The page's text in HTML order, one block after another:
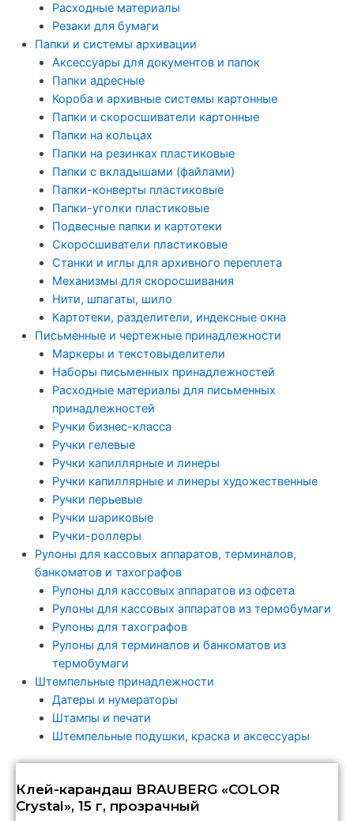
Расходные материалы
Резаки для бумаги
Папки и системы архивации
Аксессуары для документов и папок
Папки адресные
Короба и архивные системы картонные
Папки и скоросшиватели картонные
Папки на кольцах
Папки на резинках пластиковые
Папки с вкладышами (файлами)
Папки-конверты пластиковые
Папки-уголки пластиковые
Подвесные папки и картотеки
Скоросшиватели пластиковые
Станки и иглы для архивного переплета
Механизмы для скоросшивания
Нити, шпагаты, шило
Картотеки, разделители, индексные окна
Письменные и чертежные принадлежности
Маркеры и текстовыделители
Наборы письменных принадлежностей
Расходные материалы для письменных
принадлежностей
Ручки бизнес-класса
Ручки гелевые
Ручки капиллярные и линеры
Ручки капиллярные и линеры художественные
Ручки перьевые
Ручки шариковые
Ручки-роллеры
Рулоны для кассовых аппаратов, терминалов,
банкоматов и тахографов
Рулоны для кассовых аппаратов из офсета
Рулоны для кассовых аппаратов из термобумаги
Рулоны для тахографов
Рулоны для терминалов и банкоматов из
термобумаги
Штемпельные принадлежности
Датеры и нумераторы
Штампы и печати
Штемпельные подушки, краска и аксессуары
Клей-карандаш BRAUBERG «COLOR
Crystal», 15 г, прозрачный